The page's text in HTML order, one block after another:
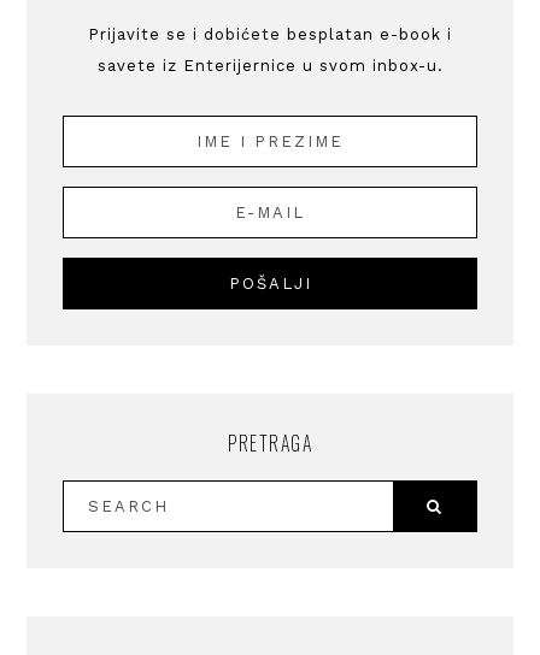
Prijavite se i dobićete besplatan e-book i
savete iz Enterijernice u svom inbox-u.
PRETRAGA